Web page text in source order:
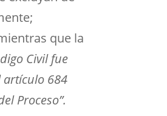
que la
Civil fue
artículo 684
Proceso”.